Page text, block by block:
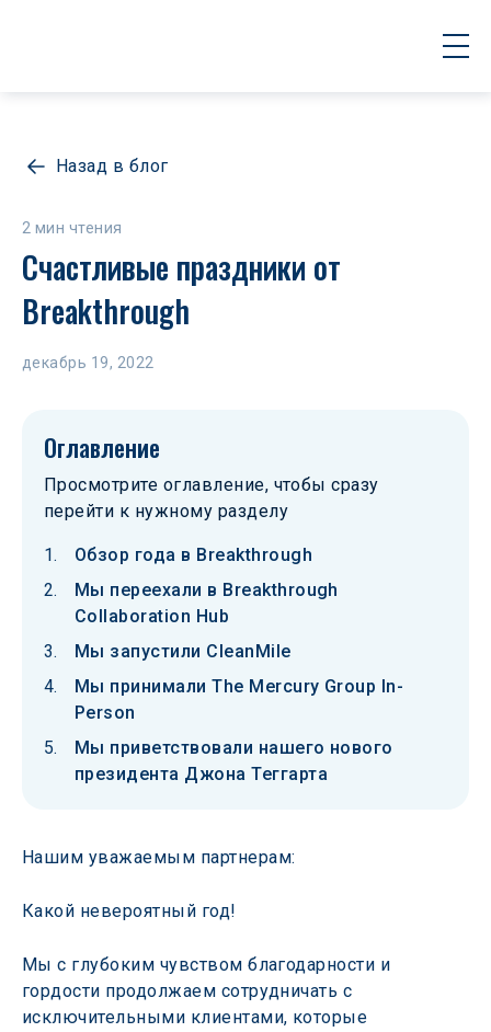
Назад в блог
2 мин чтения
Счастливые праздники от
Breakthrough
декабрь 19, 2022
Оглавление
Просмотрите оглавление, чтобы сразу
перейти к нужному разделу
Обзор года в Breakthrough
Мы переехали в Breakthrough
Collaboration Hub
Мы запустили CleanMile
Мы принимали The Mercury Group In-
Person
Мы приветствовали нашего нового
президента Джона Теггарта
Нашим уважаемым партнерам:
Какой невероятный год!
Мы с глубоким чувством благодарности и
гордости продолжаем сотрудничать с
исключительными клиентами, которые